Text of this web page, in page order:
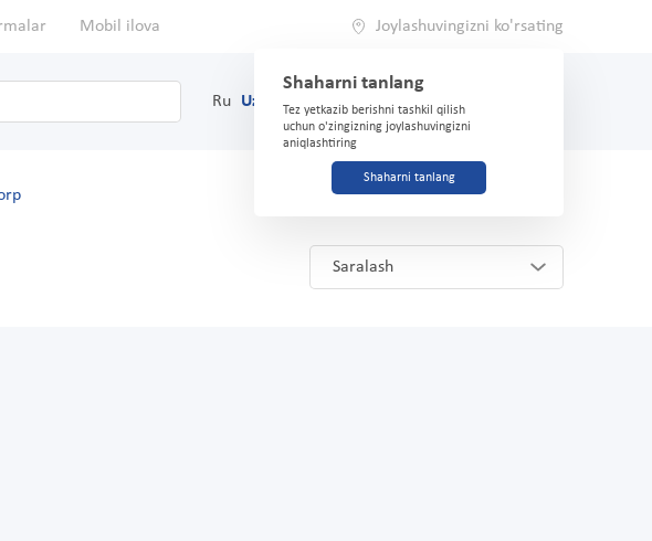
Mobil ilova Joylashuvingizni ko'rsating
Shaharni tanlang
Tez yetkazib berishni tashkil qilish
uchun o'zingizning joylashuvingizni
aniqlashtiring
Shaharni tanlang
Ru Uz (71) 200-03-03
Saralash